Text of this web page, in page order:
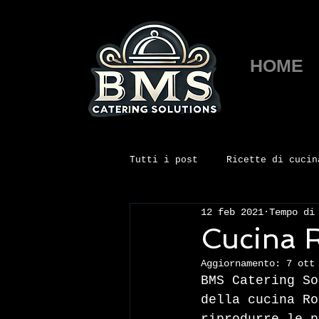
HOME
Tutti i post Ricette di
Ristorazione scolastica
Cucina
12 feb 2021 Tempo
Aggiornamento: 7 ott
BMS
della cucina